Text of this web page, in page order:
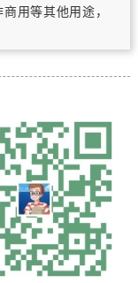
用等其他用途，